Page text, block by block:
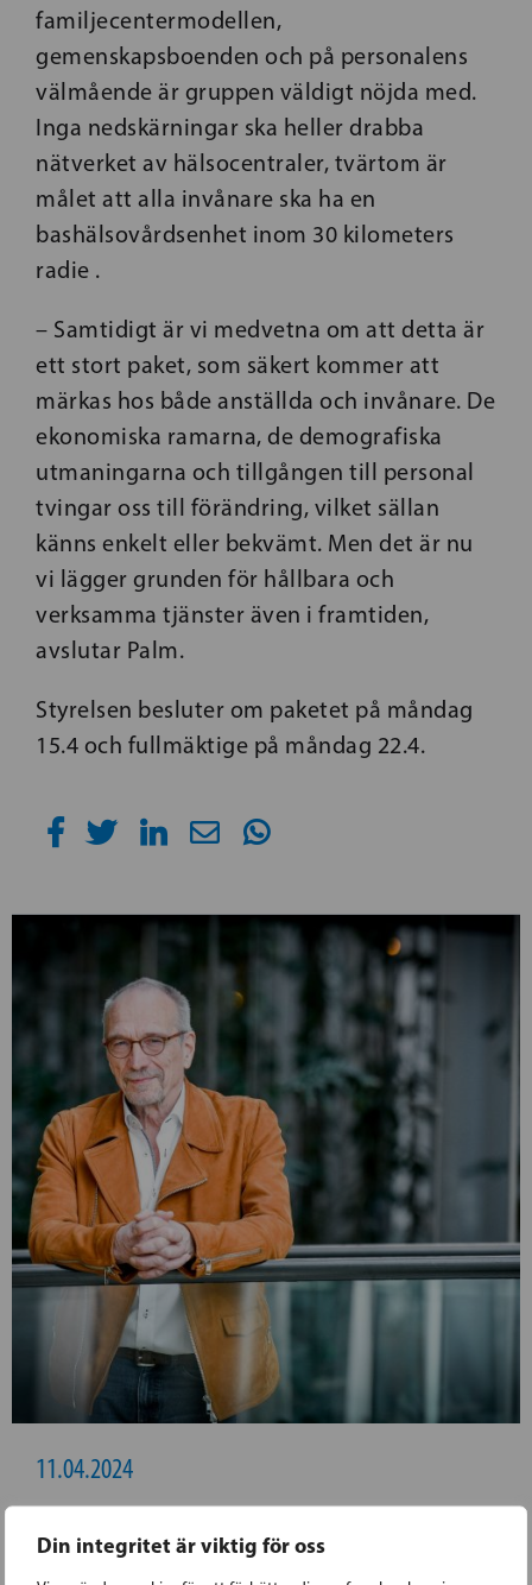
Din integritet är viktig för oss
familjecentermodellen,
gemenskapsboenden och på personalens
välmående är gruppen väldigt nöjda med.
Inga nedskärningar ska heller drabba
nätverket av hälsocentraler, tvärtom är
målet att alla invånare ska ha en
bashälsovårdsenhet inom 30 kilometers
radie .
– Samtidigt är vi medvetna om att detta är
ett stort paket, som säkert kommer att
märkas hos både anställda och invånare. De
ekonomiska ramarna, de demografiska
utmaningarna och tillgången till personal
tvingar oss till förändring, vilket sällan
känns enkelt eller bekvämt. Men det är nu
vi lägger grunden för hållbara och
verksamma tjänster även i framtiden,
avslutar Palm.
Styrelsen besluter om paketet på måndag
15.4 och fullmäktige på måndag 22.4.
11.04.2024
TORVALDS: FINLAND VÄL FÖRBEREDD